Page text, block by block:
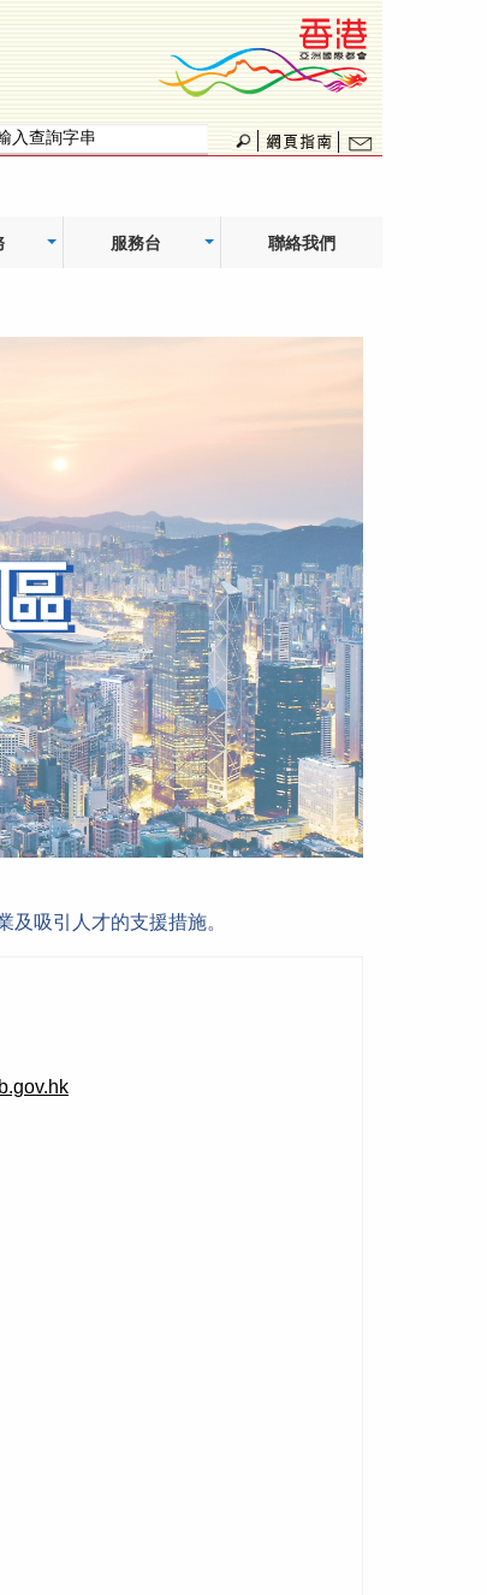
服務台 聯絡我們
吸引人才的支援措施。